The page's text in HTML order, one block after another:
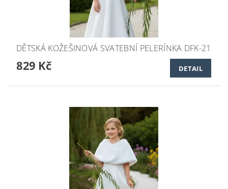
DĚTSKÁ KOŽEŠINOVÁ SVATEBNÍ PELERÍNKA DFK-21
829 Kč DETAIL